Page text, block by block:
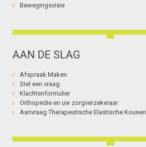
Bewegingsvisie
AAN DE SLAG
Afspraak Maken
Stel een vraag
Klachtenformulier
Orthopedie en uw zorgverzekeraar
Aanvraag Therapeutische Elastische Kousen